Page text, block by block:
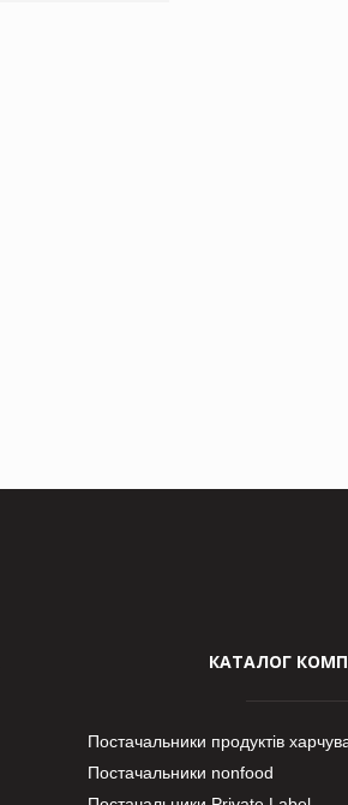
КАТАЛОГ
Постачальники продуктів
Постачальники nonfood